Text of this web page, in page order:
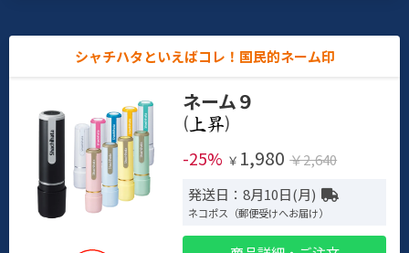
シャチハタといえばコレ！国民的ネーム印
ネーム９
(
)
-25% ￥ 1,980 ￥2,640
発送日：8月10日(月)
ネコポス（郵便受けへお届け）